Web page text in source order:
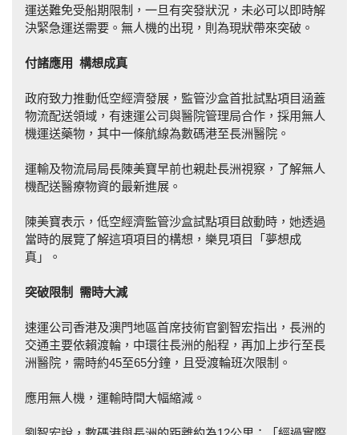
運送難免受船期限制，一旦有突發狀況，未必可以即時解
決緊急運送需要。無人機的出現，則為現狀帶來突破。
付諸應用 構想成真
政府致力推動低空經濟發展，監管沙盒首批試點項目涵蓋
物流配送領域，有速運公司與醫院管理局合作，採用無人
機運送藥物，其中一條航線為數碼港至長洲醫院。
運輸及物流局局長陳美寶早前也親赴長洲視察，了解無人
機配送醫療物資的最新進展。
陳美寶表示，低空經濟監管沙盒試點項目啟動時，她透過
當時的展覽了解這項項目的構想，樂見項目「夢想成
真」。
突破限制 需時大減
速運公司香港及澳門地區首席技術官劉智宏指出，長洲的
交通主要依賴渡輪，中環往長洲的船程，再加上步行至長
洲醫院，需時約45至65分鐘，且受渡輪班次限制。
應用無人機，運輸時間大幅縮減。